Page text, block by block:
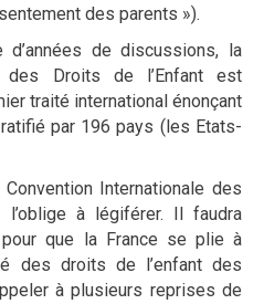
des parents »).
de discussions, la
des Droits de l’Enfant est
traité international énonçant
par 196 pays (les Etats-
Internationale des
l’oblige à légiférer. Il faudra
que la France se plie à
des droits de l’enfant des
à plusieurs reprises de